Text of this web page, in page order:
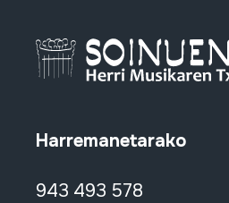
Harremanetarako
943 493 578